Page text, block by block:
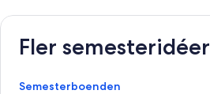
Fler semesteridéer
Semesterboenden